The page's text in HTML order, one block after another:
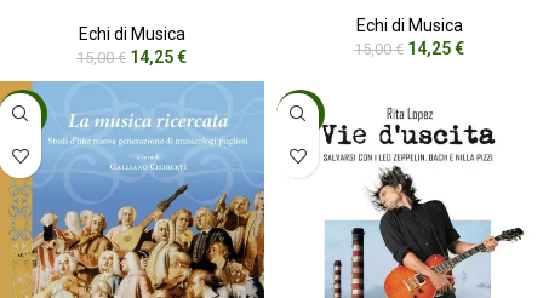
Echi di Musica
15,00€ 14,25€
Echi di Musica
15,00€ 14,25€
-5% -5%